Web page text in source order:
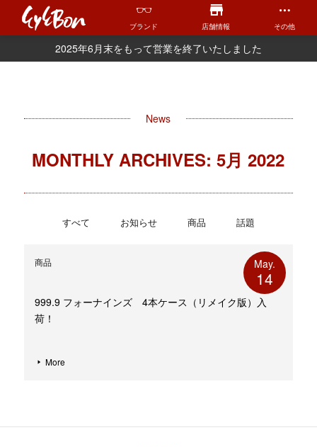
ブランド 店舗情報 その他
2025年6月末をもって営業を終了いたしました
News
MONTHLY ARCHIVES: 5月 2022
すべて お知らせ 商品 話題
商品
999.9 フォーナインズ 4本ケース（リメイク版）入
荷！
May.
14
More